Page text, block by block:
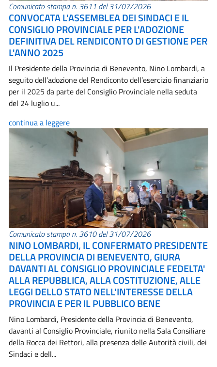
Comunicato stampa n. 3611 del 31/07/2026
CONVOCATA L'ASSEMBLEA DEI SINDACI E IL
CONSIGLIO PROVINCIALE PER L'ADOZIONE
DEFINITIVA DEL RENDICONTO DI GESTIONE PER
L'ANNO 2025
Il Presidente della Provincia di Benevento, Nino Lombardi, a
seguito dell’adozione del Rendiconto dell’esercizio finanziario
per il 2025 da parte del Consiglio Provinciale nella seduta
del 24 luglio u...
continua a leggere
Comunicato stampa n. 3610 del 31/07/2026
NINO LOMBARDI, IL CONFERMATO PRESIDENTE
DELLA PROVINCIA DI BENEVENTO, GIURA
DAVANTI AL CONSIGLIO PROVINCIALE FEDELTA'
ALLA REPUBBLICA, ALLA COSTITUZIONE, ALLE
LEGGI DELLO STATO NELL'INTERESSE DELLA
PROVINCIA E PER IL PUBBLICO BENE
Nino Lombardi, Presidente della Provincia di Benevento,
davanti al Consiglio Provinciale, riunito nella Sala Consiliare
della Rocca dei Rettori, alla presenza delle Autorità civili, dei
Sindaci e dell...